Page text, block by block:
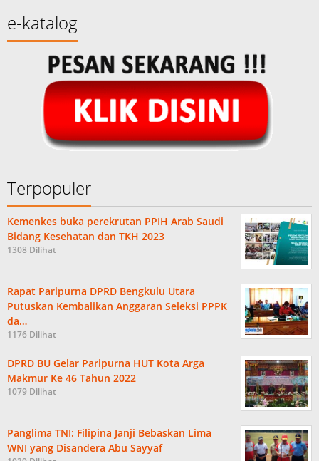
e-katalog
Terpopuler
Kemenkes buka perekrutan PPIH Arab Saudi
Bidang Kesehatan dan TKH 2023
1308 Dilihat
Rapat Paripurna DPRD Bengkulu Utara
Putuskan Kembalikan Anggaran Seleksi PPPK
da…
1176 Dilihat
DPRD BU Gelar Paripurna HUT Kota Arga
Makmur Ke 46 Tahun 2022
1079 Dilihat
Panglima TNI: Filipina Janji Bebaskan Lima
WNI yang Disandera Abu Sayyaf